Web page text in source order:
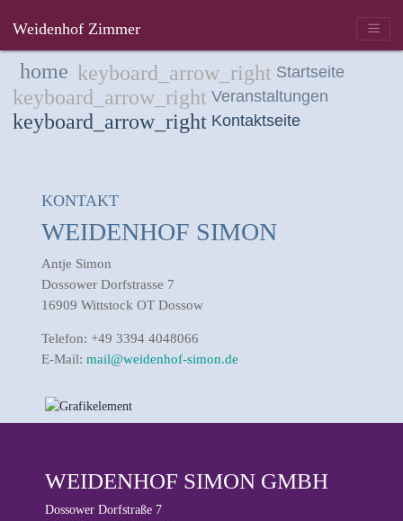
Weidenhof Zimmer
Startseite
Veranstaltungen
Kontaktseite
KONTAKT
WEIDENHOF SIMON
Antje Simon
Dossower Dorfstrasse 7
16909 Wittstock OT Dossow
Telefon: +49 3394 4048066
E-Mail: mail@weidenhof-simon.de
WEIDENHOF SIMON GMBH
Dossower Dorfstraße 7